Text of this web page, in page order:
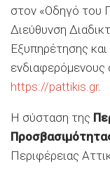
στον «Οδηγό του
Διεύθυνση
Εξυπηρέτησης και
ενδιαφερόμενους
https://pattikis.gr.
Η σύσταση της
Περιφέρειας